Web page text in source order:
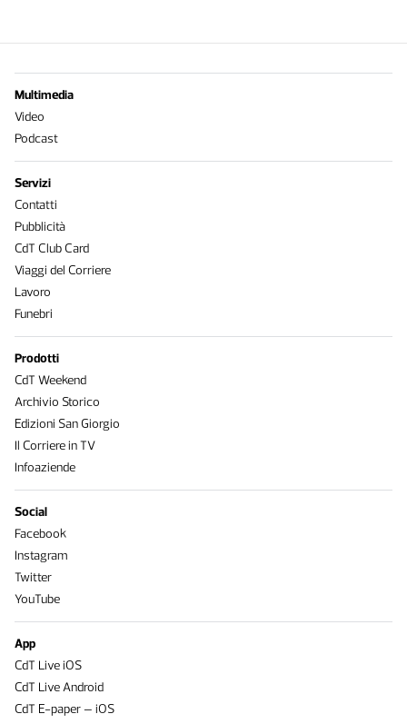
Multimedia
Video
Podcast
Servizi
Contatti
Pubblicità
CdT Club Card
Viaggi del Corriere
Lavoro
Funebri
Prodotti
CdT Weekend
Archivio Storico
Edizioni San Giorgio
Il Corriere in TV
Infoaziende
Social
Facebook
Instagram
Twitter
YouTube
App
CdT Live iOS
CdT Live Android
CdT E-paper – iOS